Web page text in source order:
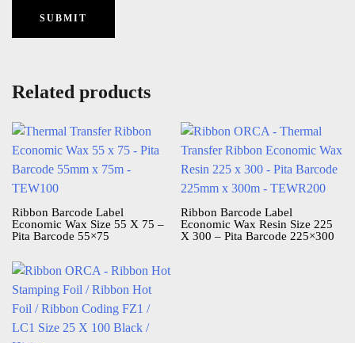
Related products
Ribbon Barcode Label
Economic Wax Size 55 X 75 –
Pita Barcode 55×75
Ribbon Barcode Label
Economic Wax Resin Size 225
X 300 – Pita Barcode 225×300